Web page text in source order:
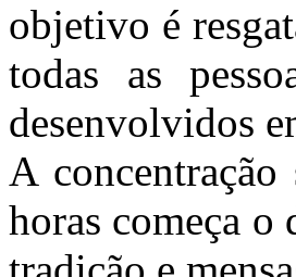
objetivo é
todas as
desenvolvidos
A
horas começa o